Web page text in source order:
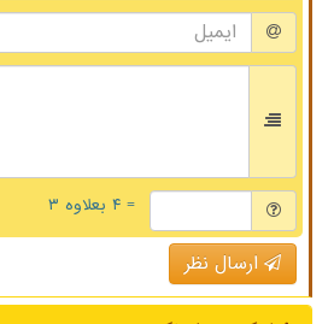
= ۴ بعلاوه ۳
ارسال نظر